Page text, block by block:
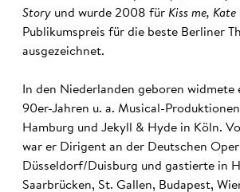
Story und wurde 2008 für Kiss me, Kate
Publikumspreis für die beste Berliner
ausgezeichnet.
In den Niederlanden geboren widmete
90er-Jahren u. a. Musical-
Hamburg und Jekyll & Hyde in Köln.
war er Dirigent an der Deutschen
Düsseldorf/Duisburg und gastierte in
Saarbrücken, St. Gallen, Budapest,